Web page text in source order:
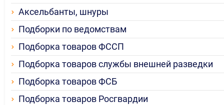
Аксельбанты, шнуры
Подборки по ведомствам
Подборка товаров ФССП
Подборка товаров службы внешней разведки
Подборка товаров ФСБ
Подборка товаров Росгвардии